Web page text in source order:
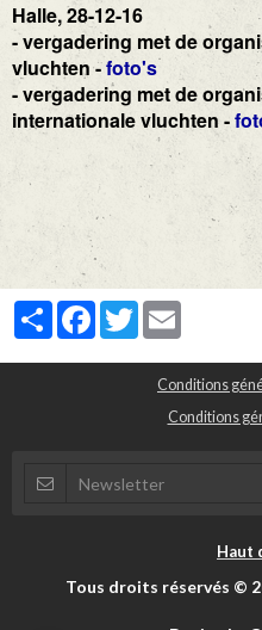
Halle, 28-12-16
- vergadering met de
vluchten -foto's
- vergadering met de
internationale vluchten -
PartagerFacebook
Twitter
Conditions
Conditions
Haut
Tous droits réservés ©